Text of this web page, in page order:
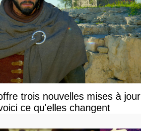
trois nouvelles mises à jour
ce qu'elles changent